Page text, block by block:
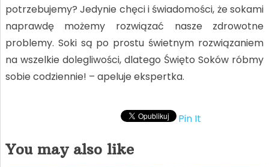
potrzebujemy? Jedynie chęci i świadomości, że sokami
naprawdę możemy rozwiązać nasze zdrowotne
problemy. Soki są po prostu świetnym rozwiązaniem
na wszelkie dolegliwości, dlatego Święto Soków róbmy
sobie codziennie! – apeluje ekspertka.
Pin It
You may also like